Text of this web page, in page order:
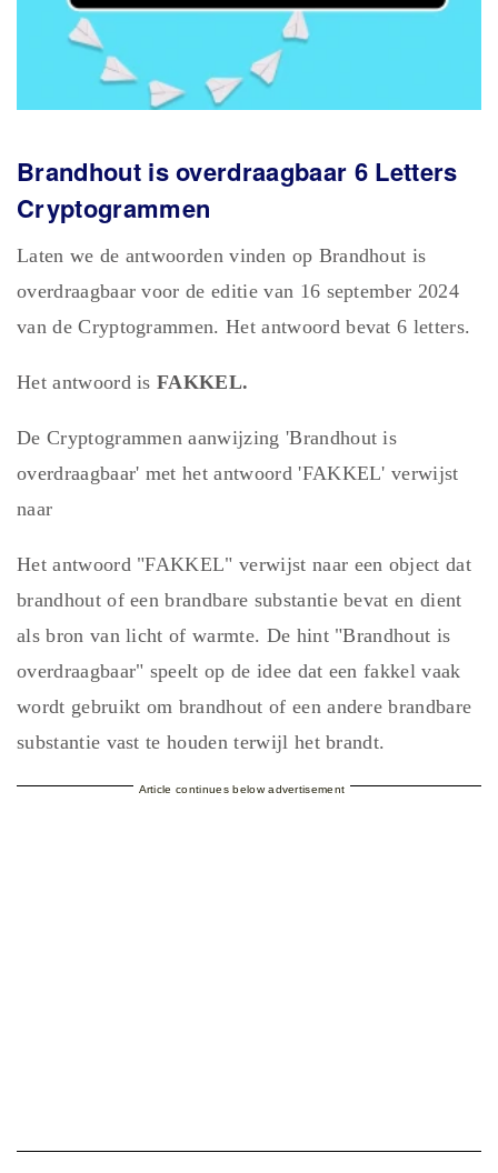
Brandhout is overdraagbaar 6 Letters
Cryptogrammen
Laten we de antwoorden vinden op Brandhout is
overdraagbaar voor de editie van 16 september 2024
van de Cryptogrammen. Het antwoord bevat 6 letters.
Het antwoord isFAKKEL.
De Cryptogrammen aanwijzing 'Brandhout is
overdraagbaar' met het antwoord 'FAKKEL' verwijst
naar
Het antwoord "FAKKEL" verwijst naar een object dat
brandhout of een brandbare substantie bevat en dient
als bron van licht of warmte. De hint "Brandhout is
overdraagbaar" speelt op de idee dat een fakkel vaak
wordt gebruikt om brandhout of een andere brandbare
substantie vast te houden terwijl het brandt.
Article continues below advertisement